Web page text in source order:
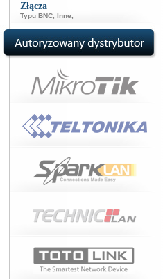
Złącza
Typu BNC Inne